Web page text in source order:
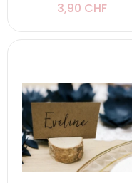
3,90 CHF